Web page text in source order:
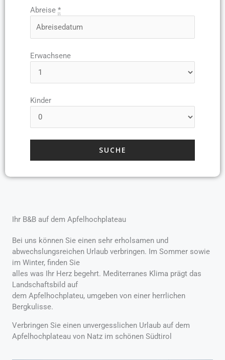
Abreise *
Erwachsene
Kinder
Ihr B&B auf dem Apfelhochplateau
Bei uns können Sie einen sehr erholsamen und
abwechslungsreichen Urlaub verbringen. Im Sommer sowie
im Winter, finden Sie
alles was Ihr Herz begehrt. Mediterranes Klima prägt das
Landschaftsbild auf
dem Apfelhochplateu, umgeben von einer herrlichen
Bergkulisse.
Verbringen Sie einen unvergesslichen Urlaub auf dem
Apfelhochplateau von Natz im schönen Südtirol